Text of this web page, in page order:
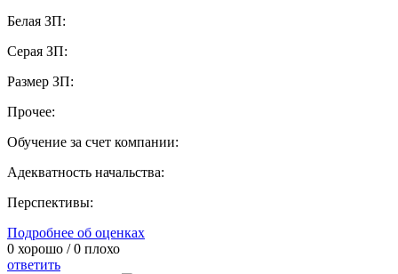
Белая ЗП:
Серая ЗП:
Размер ЗП:
Прочее:
Обучение за счет компании:
Адекватность начальства:
Перспективы:
Подробнее об оценках
0 хорошо /0 плохо
ответить